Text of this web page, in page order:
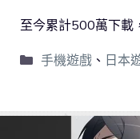
至今累計500萬下載
手機遊戲、 日本